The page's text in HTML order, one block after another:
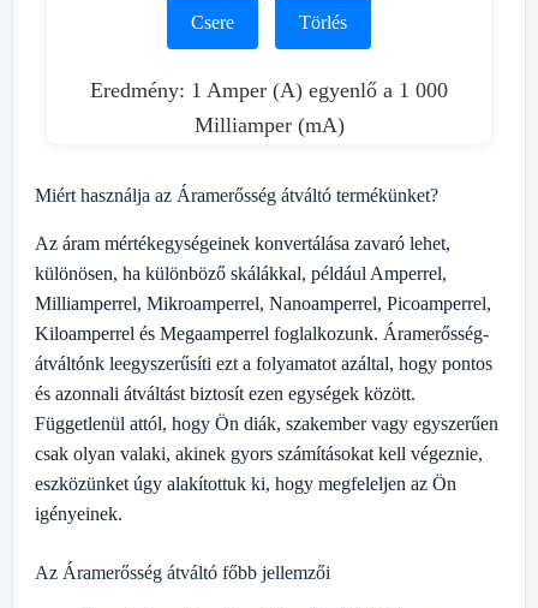
Csere Törlés
Eredmény: 1 Amper (A) egyenlő a 1 000
Milliamper (mA)
Miért használja az Áramerősség átváltó termékünket?
Az áram mértékegységeinek konvertálása zavaró lehet,
különösen, ha különböző skálákkal, például Amperrel,
Milliamperrel, Mikroamperrel, Nanoamperrel, Picoamperrel,
Kiloamperrel és Megaamperrel foglalkozunk. Áramerősség-
átváltónk leegyszerűsíti ezt a folyamatot azáltal, hogy pontos
és azonnali átváltást biztosít ezen egységek között.
Függetlenül attól, hogy Ön diák, szakember vagy egyszerűen
csak olyan valaki, akinek gyors számításokat kell végeznie,
eszközünket úgy alakítottuk ki, hogy megfeleljen az Ön
igényeinek.
Az Áramerősség átváltó főbb jellemzői